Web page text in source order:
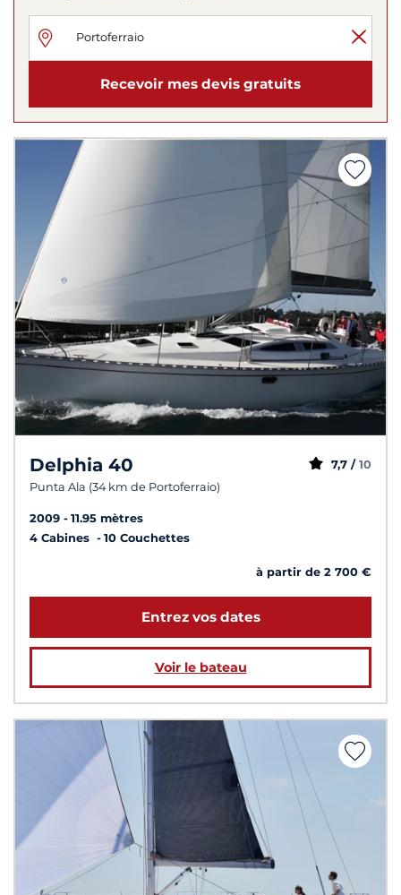
Recevoir mes devis gratuits
Delphia 40
Punta Ala (34 km de Portoferraio)
7,7 / 10
2009
11.95 mètres
4 Cabines
10 Couchettes
à partir de 2 700 €
Entrez vos dates
Voir le bateau